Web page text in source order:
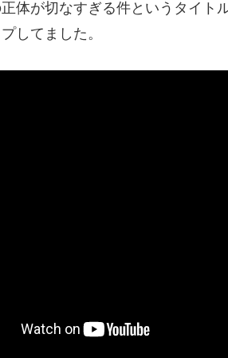
体が切なすぎる件というタイト
してました。